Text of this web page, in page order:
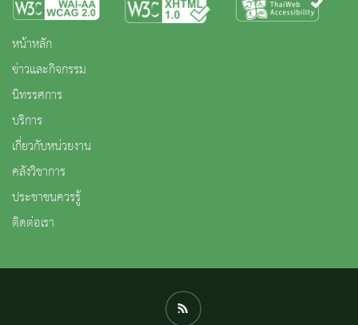
หน้าหลัก
ข่าวและกิจกรรม
นิทรรศการ
บริการ
เกี่ยวกับหน่วยงาน
คลังวิชาการ
ประชาชนควรรู้
ติดต่อเรา